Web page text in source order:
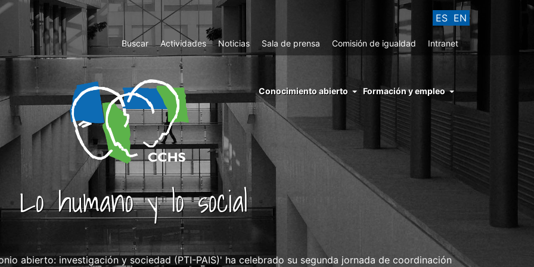
ES EN
Top
Menu
Buscar Actividades Noticias Sala de prensa Comisión de igualdad Intranet
menu
right
cchs
conocimiento
abierto
Conocimiento abierto Formación y empleo
Lo humano y lo social
abierto: investigación y sociedad (PTI-PAIS)' ha celebrado su segunda jornada de coordinación